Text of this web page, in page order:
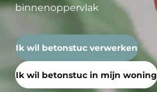
binnenoppervlak
Ik wil betonstuc verwerken
Ik wil betonstuc in mijn woning